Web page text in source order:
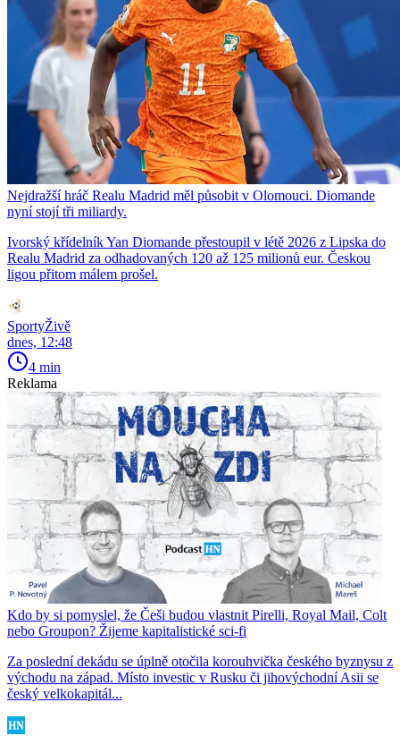
Nejdražší hráč Realu Madrid měl působit v Olomouci. Diomande
nyní stojí tři miliardy.
Ivorský křídelník Yan Diomande přestoupil v létě 2026 z Lipska do
Realu Madrid za odhadovaných 120 až 125 milionů eur. Českou
ligou přitom málem prošel.
SportyŽivě
dnes, 12:48
4 min
Reklama
Kdo by si pomyslel, že Češi budou vlastnit Pirelli, Royal Mail, Colt
nebo Groupon? Žijeme kapitalistické sci-fi
Za poslední dekádu se úplně otočila korouhvička českého byznysu z
východu na západ. Místo investic v Rusku či jihovýchodní Asii se
český velkokapitál...